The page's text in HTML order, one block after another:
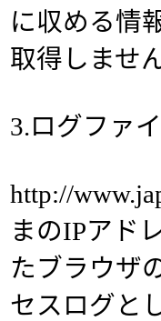
に収める情
取得しませ
3.ログファ
http://
まのIPアド
たブラウザ
セスログと